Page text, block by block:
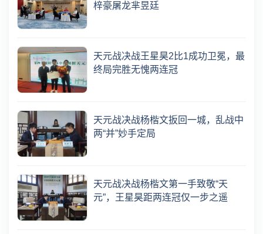
梓豪屠龙芈昱廷
天元战决战王星昊2比1成功卫冕，最
终局完胜无愧两连冠
天元战决战杨楷文扳回一城，乱战中
两“并”妙手定局
天元战决战杨楷文第一手致敬“天
元”，王星昊距两连冠仅一步之遥